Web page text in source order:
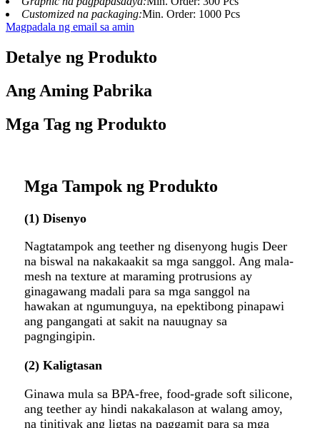
Customized na packaging:Min. Order: 1000 Pcs
Magpadala ng email sa amin
Detalye ng Produkto
Ang Aming Pabrika
Mga Tag ng Produkto
Mga Tampok ng Produkto
(1) Disenyo
Nagtatampok ang teether ng disenyong hugis Deer
na biswal na nakakaakit sa mga sanggol. Ang mala-
mesh na texture at maraming protrusions ay
ginagawang madali para sa mga sanggol na
hawakan at ngumunguya, na epektibong pinapawi
ang pangangati at sakit na nauugnay sa
pagngingipin.
(2) Kaligtasan
Ginawa mula sa BPA-free, food-grade soft silicone,
ang teether ay hindi nakakalason at walang amoy,
na tinitiyak ang ligtas na paggamit para sa mga